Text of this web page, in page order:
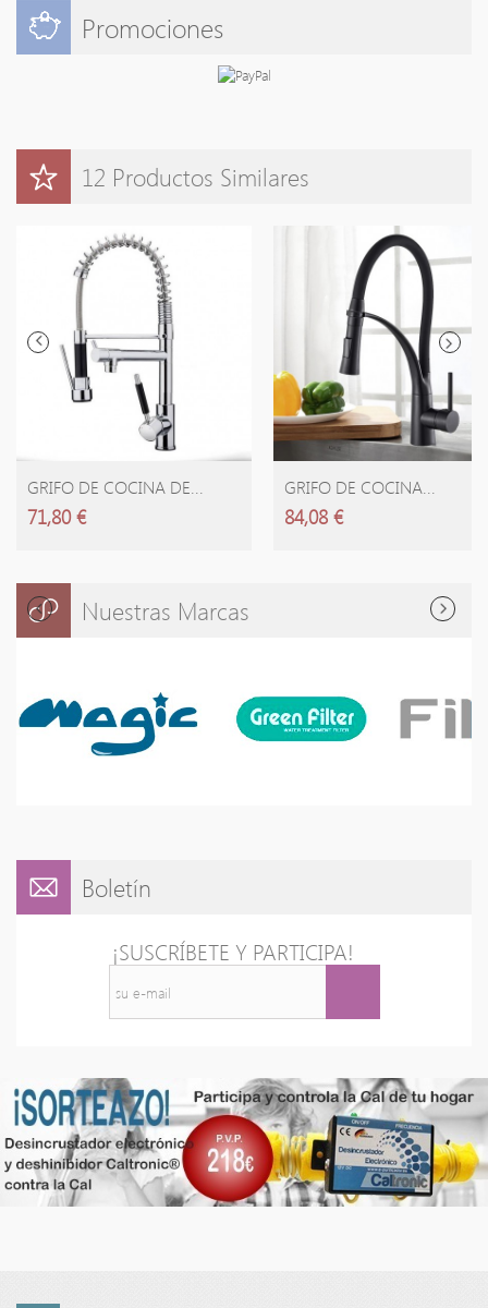
Promociones
12 Productos Similares
GRIFO DE COCINA DE...
71,80 €
GRIFO DE COCINA...
84,08 €
Nuestras Marcas
Boletín
¡SUSCRÍBETE Y PARTICIPA!